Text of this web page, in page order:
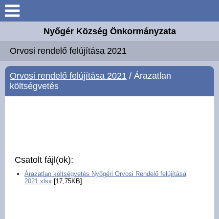
Keresés
Elérhetőségek
Önkormányzat
Választási információk
Nyőgér Község Önkormányzata
Orvosi rendelő felújítása 2021
Orvosi rendelő felújítása 2021 / Árazatlan
költségvetés
Csatolt fájl(ok):
Árazatlan költségvetés Nyőgéri Orvosi Rendelő felújítása
2021.xlsx [17,75KB]